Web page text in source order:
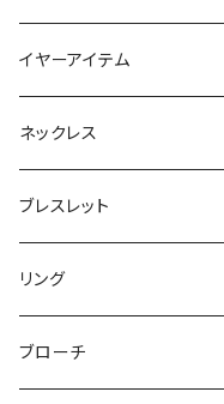
フラットポーチ
チャーム / カラビナ
ウォレット / 財布
トートバッグ
パスケース
ミラー
ポニーフック
テールクラッチ
シュシュット
キープスタイラー
ヘアピン
イヤーアイテム
ステンレスピアス
ピアス
イヤリング
セットピアス
ネックレス
ブレスレット
リング
ブローチ